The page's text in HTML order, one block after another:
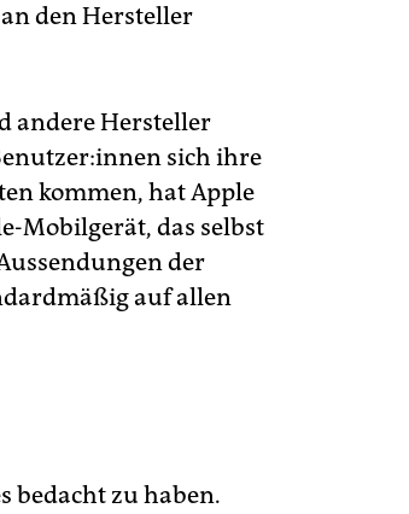
den Hersteller
andere Hersteller
sich ihre
kommen, hat Apple
Mobilgerät, das selbst
der
auf allen
bedacht zu haben.